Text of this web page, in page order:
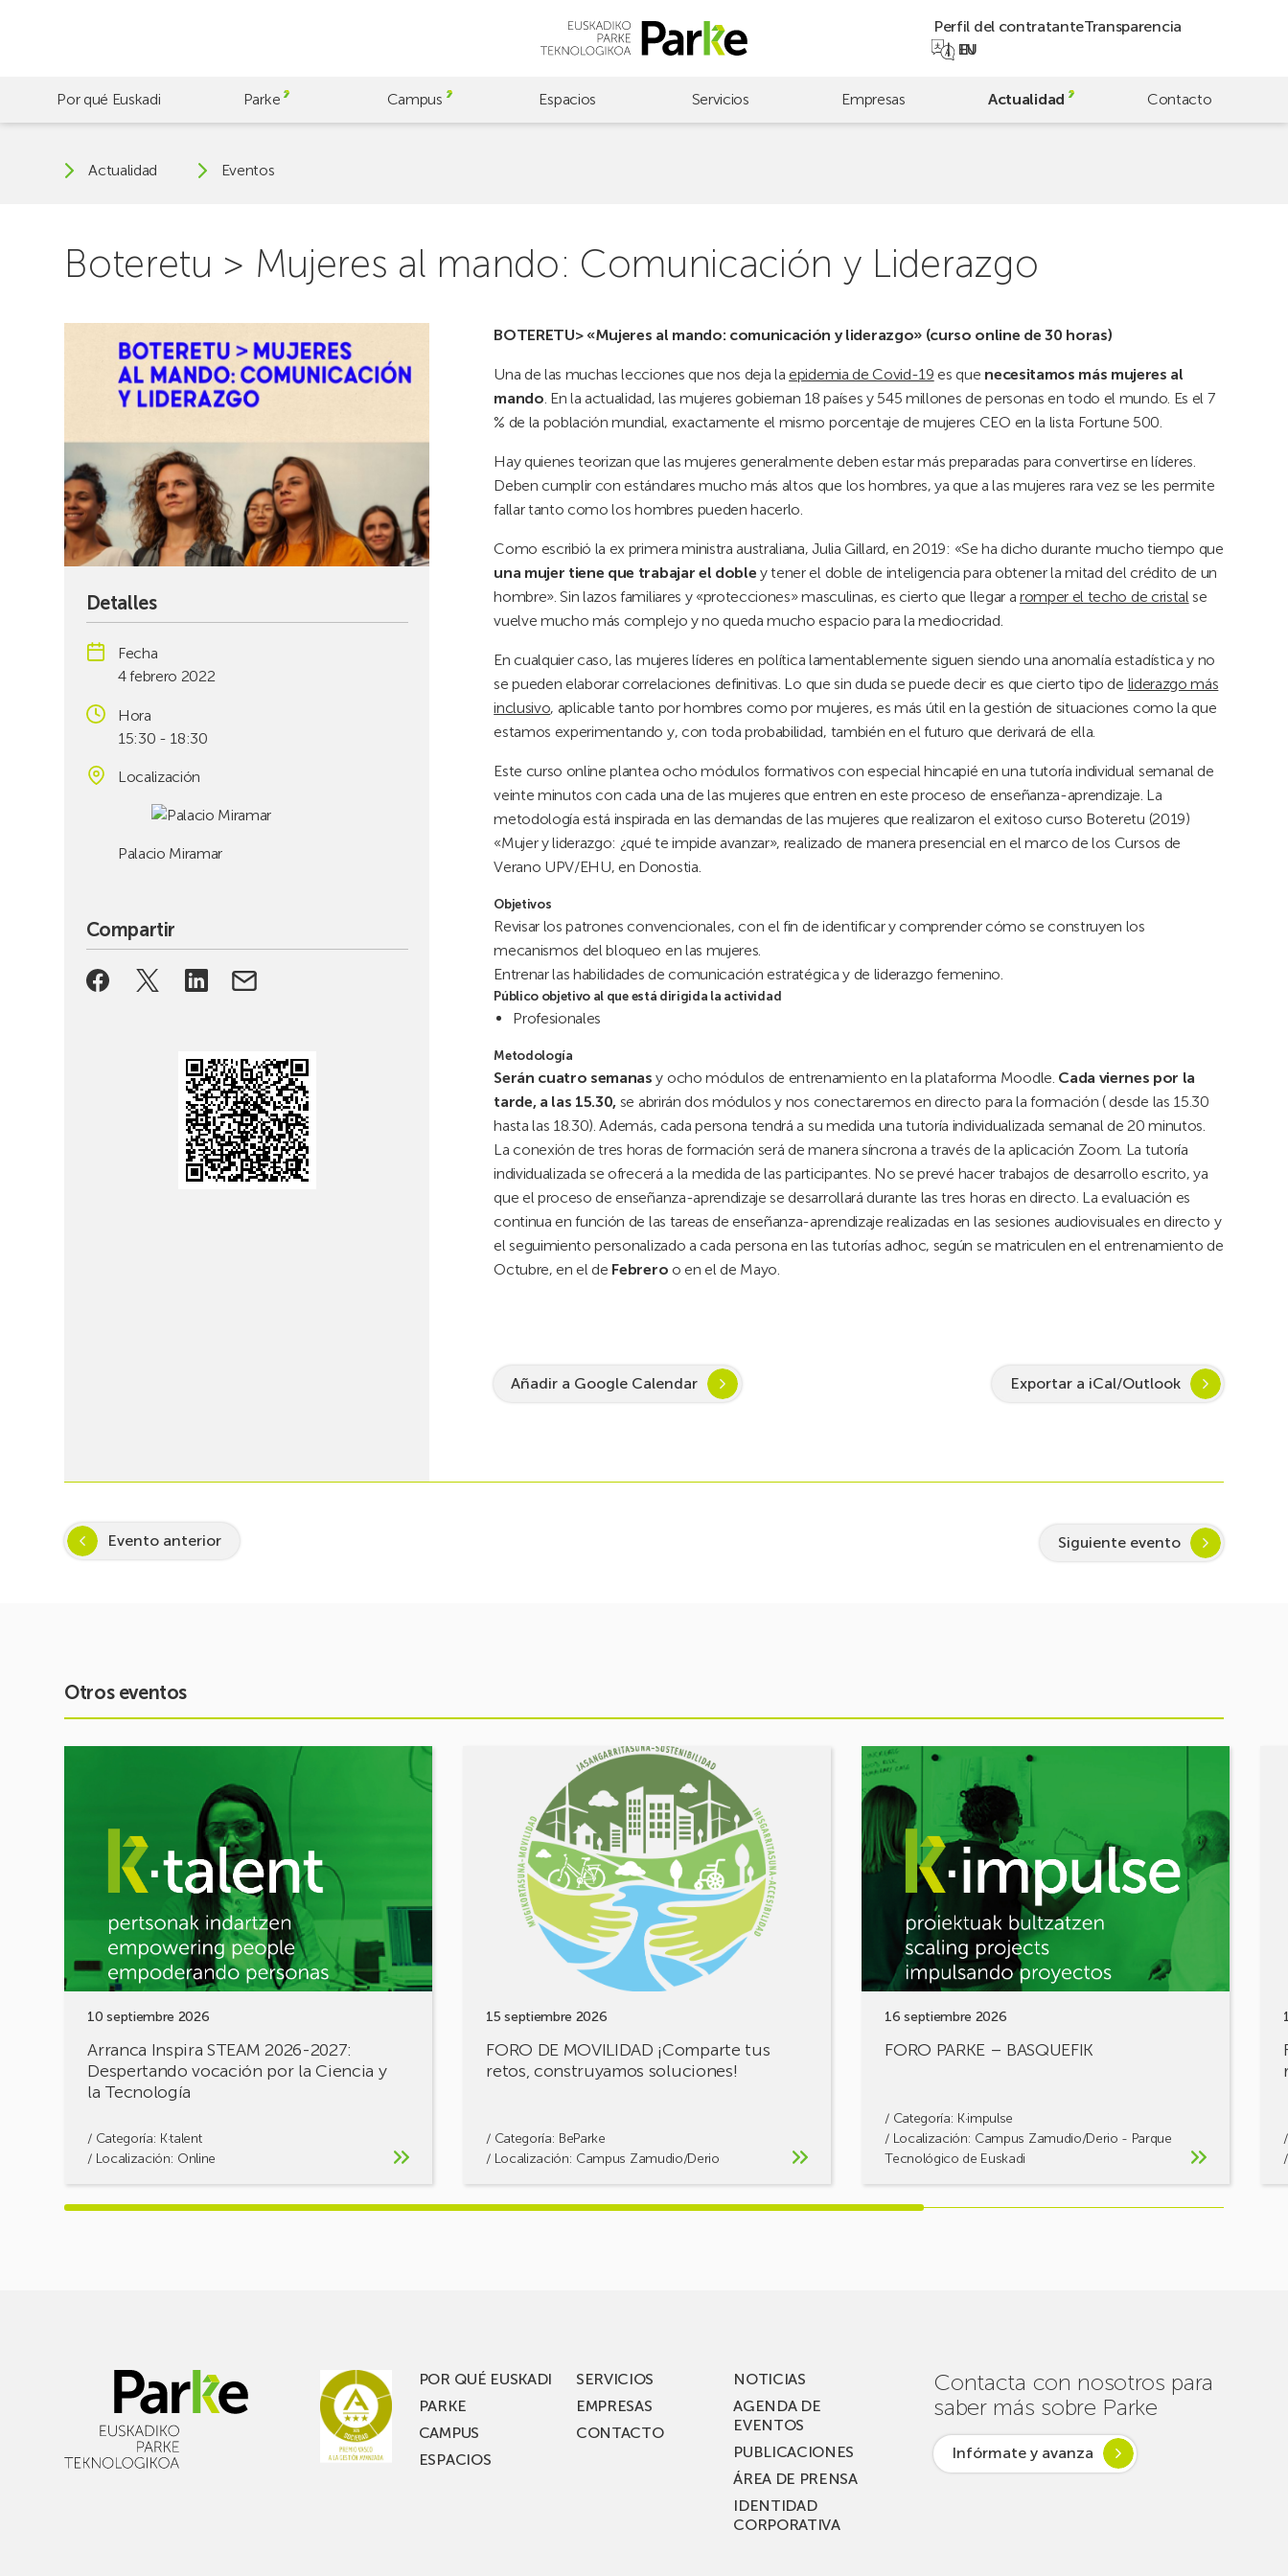
Perfil del contratanteTransparencia
EU
EN
Por qué Euskadi Parke Campus Espacios Servicios Empresas Actualidad Contacto
Actualidad Eventos
Boteretu > Mujeres al mando: Comunicación y Liderazgo
BOTERETU> «Mujeres al mando: comunicación y liderazgo» (curso online de 30 horas)
Una de las muchas lecciones que nos deja la epidemia de Covid-19 es que necesitamos más mujeres al
mando. En la actualidad, las mujeres gobiernan 18 países y 545 millones de personas en todo el mundo. Es el 7
% de la población mundial, exactamente el mismo porcentaje de mujeres CEO en la lista Fortune 500.
Hay quienes teorizan que las mujeres generalmente deben estar más preparadas para convertirse en líderes.
Deben cumplir con estándares mucho más altos que los hombres, ya que a las mujeres rara vez se les permite
fallar tanto como los hombres pueden hacerlo.
Como escribió la ex primera ministra australiana, Julia Gillard, en 2019: «Se ha dicho durante mucho tiempo que
una mujer tiene que trabajar el doble y tener el doble de inteligencia para obtener la mitad del crédito de un
hombre». Sin lazos familiares y «protecciones» masculinas, es cierto que llegar a romper el techo de cristalse
vuelve mucho más complejo y no queda mucho espacio para la mediocridad.
En cualquier caso, las mujeres líderes en política lamentablemente siguen siendo una anomalía estadística y no
se pueden elaborar correlaciones definitivas. Lo que sin duda se puede decir es que cierto tipo de liderazgo más
inclusivo, aplicable tanto por hombres como por mujeres, es más útil en la gestión de situaciones como la que
estamos experimentando y, con toda probabilidad, también en el futuro que derivará de ella.
Este curso online plantea ocho módulos formativos con especial hincapié en una tutoría individual semanal de
veinte minutos con cada una de las mujeres que entren en este proceso de enseñanza-aprendizaje. La
metodología está inspirada en las demandas de las mujeres que realizaron el exitoso curso Boteretu (2019)
«Mujer y liderazgo: ¿qué te impide avanzar», realizado de manera presencial en el marco de los Cursos de
Verano UPV/EHU, en Donostia.
Objetivos
Revisar los patrones convencionales, con el fin de identificar y comprender cómo se construyen los
mecanismos del bloqueo en las mujeres.
Entrenar las habilidades de comunicación estratégica y de liderazgo femenino.
Público objetivo al que está dirigida la actividad
Profesionales
Metodología
Serán cuatro semanas y ocho módulos de entrenamiento en la plataforma Moodle. Cada viernes por la
tarde, a las 15.30, se abrirán dos módulos y nos conectaremos en directo para la formación ( desde las 15.30
hasta las 18.30). Además, cada persona tendrá a su medida una tutoría individualizada semanal de 20 minutos.
La conexión de tres horas de formación será de manera síncrona a través de la aplicación Zoom. La tutoría
individualizada se ofrecerá a la medida de las participantes. No se prevé hacer trabajos de desarrollo escrito, ya
que el proceso de enseñanza-aprendizaje se desarrollará durante las tres horas en directo. La evaluación es
continua en función de las tareas de enseñanza-aprendizaje realizadas en las sesiones audiovisuales en directo y
el seguimiento personalizado a cada persona en las tutorías adhoc, según se matriculen en el entrenamiento de
Octubre, en el de Febrero o en el de Mayo.
Añadir a Google Calendar Exportar a iCal/Outlook
Detalles
Fecha
4 febrero 2022
Hora
15:30 - 18:30
Localización
Palacio Miramar
Compartir
Evento anterior Siguiente evento
Otros eventos
10 septiembre 2026
Arranca Inspira STEAM 2026-2027:
Despertando vocación por la Ciencia y
la Tecnología
/ Categoría: K·talent
/ Localización: Online
Despertando
vocación
Ciencia
y
15 septiembre 2026
FORO DE MOVILIDAD ¡Comparte tus
retos, construyamos soluciones!
/ Categoría: BeParke
/ Localización: Campus Zamudio/Derio
MOVILIDAD
¡Comparte
construyamos
16 septiembre 2026
FORO PARKE – BASQUEFIK
/ Categoría: K·impulse
/ Localización: Campus Zamudio/Derio - Parque
Tecnológico de Euskadi
Ver
evento
FORO
PARKE
–
BASQUEFIK
POR QUÉ EUSKADI
PARKE
CAMPUS
ESPACIOS
SERVICIOS
EMPRESAS
CONTACTO
NOTICIAS
AGENDA DE
EVENTOS
PUBLICACIONES
ÁREA DE PRENSA
IDENTIDAD
CORPORATIVA
Contacta con nosotros para
saber más sobre Parke
Infórmate y avanza